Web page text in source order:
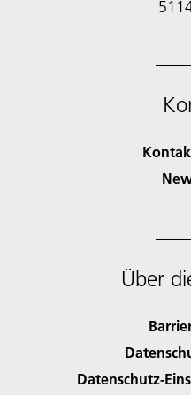
Über
Datenschutz-